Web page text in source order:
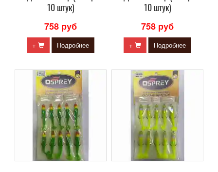
10 штук)
758 руб
+ Подробнее
10 штук)
758 руб
+ Подробнее